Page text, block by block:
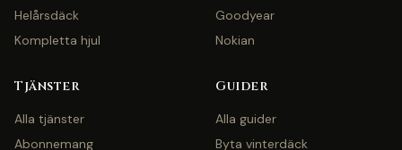
Helårsdäck
Kompletta hjul
Goodyear
Nokian
Tjänster
Alla tjänster
Abonnemang
Guider
Alla guider
Byta vinterdäck